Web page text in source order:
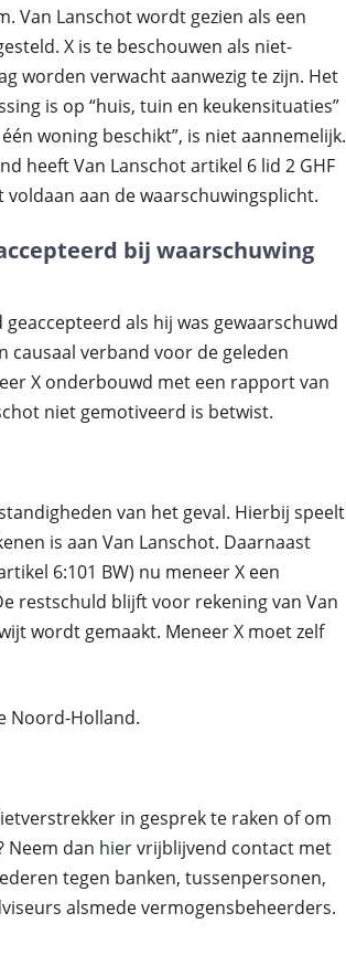
Van Lanschot wordt gezien als een
X is te beschouwen als niet-
worden verwacht aanwezig te zijn. Het
is op “huis, tuin en keukensituaties”
woning beschikt”, is niet aannemelijk.
heeft Van Lanschot artikel 6 lid 2 GHF
aan de waarschuwingsplicht.
bij waarschuwing
als hij was gewaarschuwd
causaal verband voor de geleden
X onderbouwd met een rapport van
niet gemotiveerd is betwist.
van het geval. Hierbij speelt
is aan Van Lanschot. Daarnaast
6:101 BW) nu meneer X een
restschuld blijft voor rekening van Van
wordt gemaakt. Meneer X moet zelf
Noord-Holland.
in gesprek te raken of om
Neem dan hiervrijblijvend contact met
tegen banken, tussenpersonen,
alsmede vermogensbeheerders.